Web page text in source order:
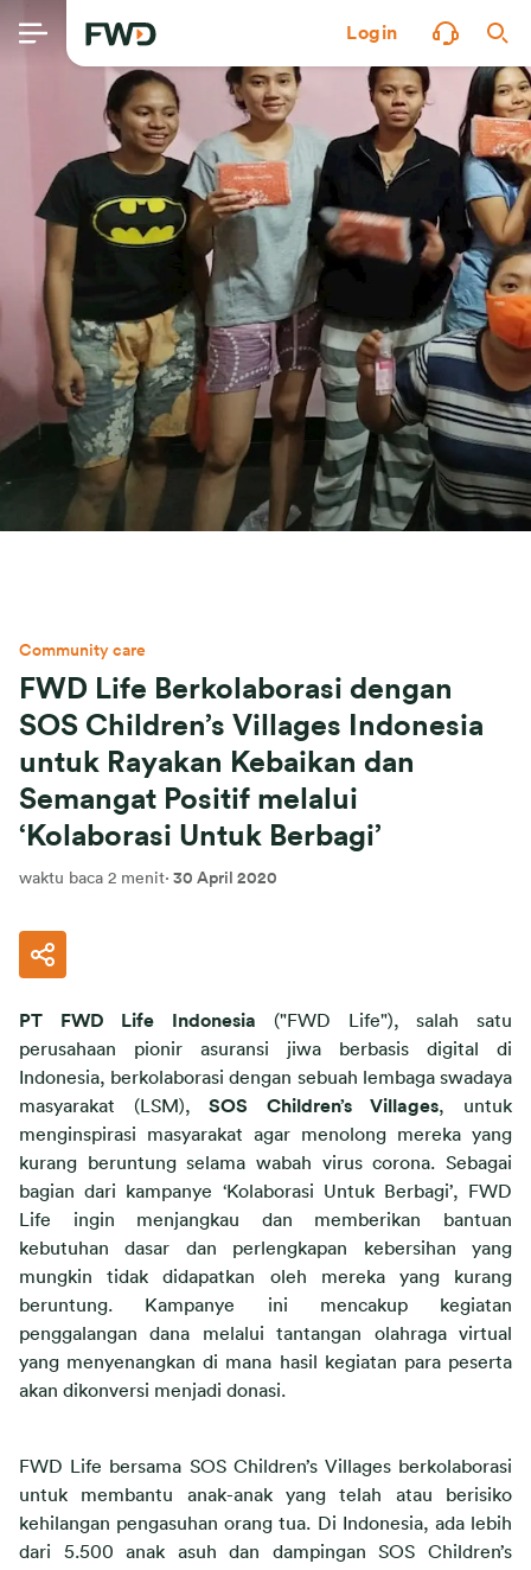
Login
Community care
FWD Life Berkolaborasi dengan
SOS Children’s Villages Indonesia
untuk Rayakan Kebaikan dan
Semangat Positif melalui
‘Kolaborasi Untuk Berbagi’
waktu baca 2 menit· 30 April 2020
PT FWD Life Indonesia ("FWD Life"), salah satu
perusahaan pionir asuransi jiwa berbasis digital di
Indonesia, berkolaborasi dengan sebuah lembaga swadaya
masyarakat (LSM), SOS Children’s Villages, untuk
menginspirasi masyarakat agar menolong mereka yang
kurang beruntung selama wabah virus corona. Sebagai
bagian dari kampanye ‘Kolaborasi Untuk Berbagi’, FWD
Life ingin menjangkau dan memberikan bantuan
kebutuhan dasar dan perlengkapan kebersihan yang
mungkin tidak didapatkan oleh mereka yang kurang
beruntung. Kampanye ini mencakup kegiatan
penggalangan dana melalui tantangan olahraga virtual
yang menyenangkan di mana hasil kegiatan para peserta
akan dikonversi menjadi donasi.
FWD Life bersama SOS Children’s Villages berkolaborasi
untuk membantu anak-anak yang telah atau berisiko
kehilangan pengasuhan orang tua. Di Indonesia, ada lebih
dari 5.500 anak asuh dan dampingan SOS Children’s